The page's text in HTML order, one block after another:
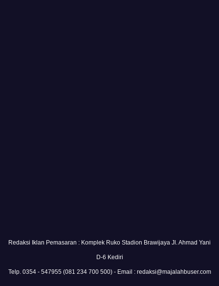
Redaksi Iklan Pemasaran : Komplek Ruko Stadion Brawijaya Jl. Ahmad Yani
D-6 Kediri
Telp. 0354 - 547955 (081 234 700 500) - Email : redaksi@majalahbuser.com